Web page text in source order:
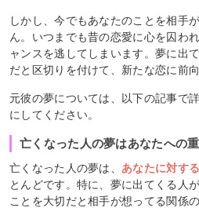
しかし、今でもあなたのことを相手
ん。いつまでも昔の恋愛に心を囚わ
ャンスを逃してしまいます。夢に出
だと区切りを付けて、新たな恋に前
元彼の夢については、以下の記事で
にしてください。
亡くなった人の夢はあなたへの
亡くなった人の夢は、 あなたに対す
とんどです。特に、夢に出てくる人
ことを大切だと相手が想ってる関係